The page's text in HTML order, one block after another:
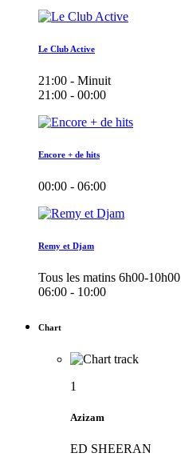
Le Club Active
21:00 - Minuit
21:00 - 00:00
Encore + de hits
00:00 - 06:00
Remy et Djam
Tous les matins 6h00-10h00
06:00 - 10:00
Chart
1
Azizam
ED SHEERAN